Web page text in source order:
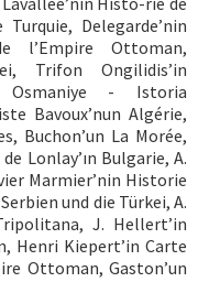
Delegarde’nin
l’Empire Ottoman,
Trifon Ongilidis’in
Osmaniye - Istoria
Bavoux’nun Algérie,
Buchon’un La Morée,
Lonlay’ın Bulgarie, A.
Marmier’nin Historie
und die Türkei, A.
J. Hellert’in
Henri Kiepert’in Carte
Ottoman, Gaston’un